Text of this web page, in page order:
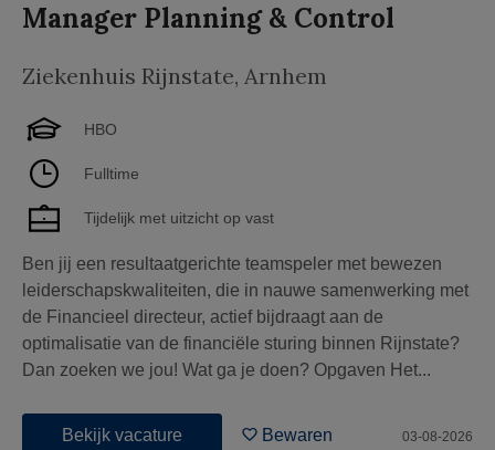
Manager Planning & Control
Ziekenhuis Rijnstate, Arnhem
HBO
Fulltime
Tijdelijk met uitzicht op vast
Ben jij een resultaatgerichte teamspeler met bewezen
leiderschapskwaliteiten, die in nauwe samenwerking met
de Financieel directeur, actief bijdraagt aan de
optimalisatie van de financiële sturing binnen Rijnstate?
Dan zoeken we jou! Wat ga je doen? Opgaven Het...
Bekijk vacature Bewaren 03-08-2026